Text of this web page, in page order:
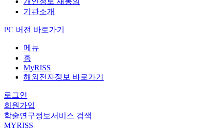
기관소개
PC 버전 바로가기
메뉴
홈
MyRISS
해외전자정보 바로가기
로그인
회원가입
학술연구정보서비스 검색
MYRISS